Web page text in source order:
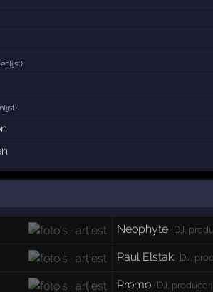
)
)
Neophyte · DJ,
Paul Elstak · DJ,
Promo · DJ,